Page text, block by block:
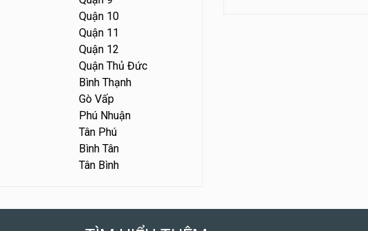
Quận 10
Quận 11
Quận 12
Quận Thủ Đức
Bình Thạnh
Gò Vấp
Phú Nhuận
Tân Phú
Bình Tân
Tân Bình